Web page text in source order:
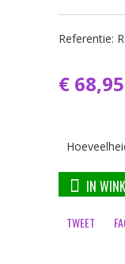
Referentie:
€ 68,95
IN
TWEET